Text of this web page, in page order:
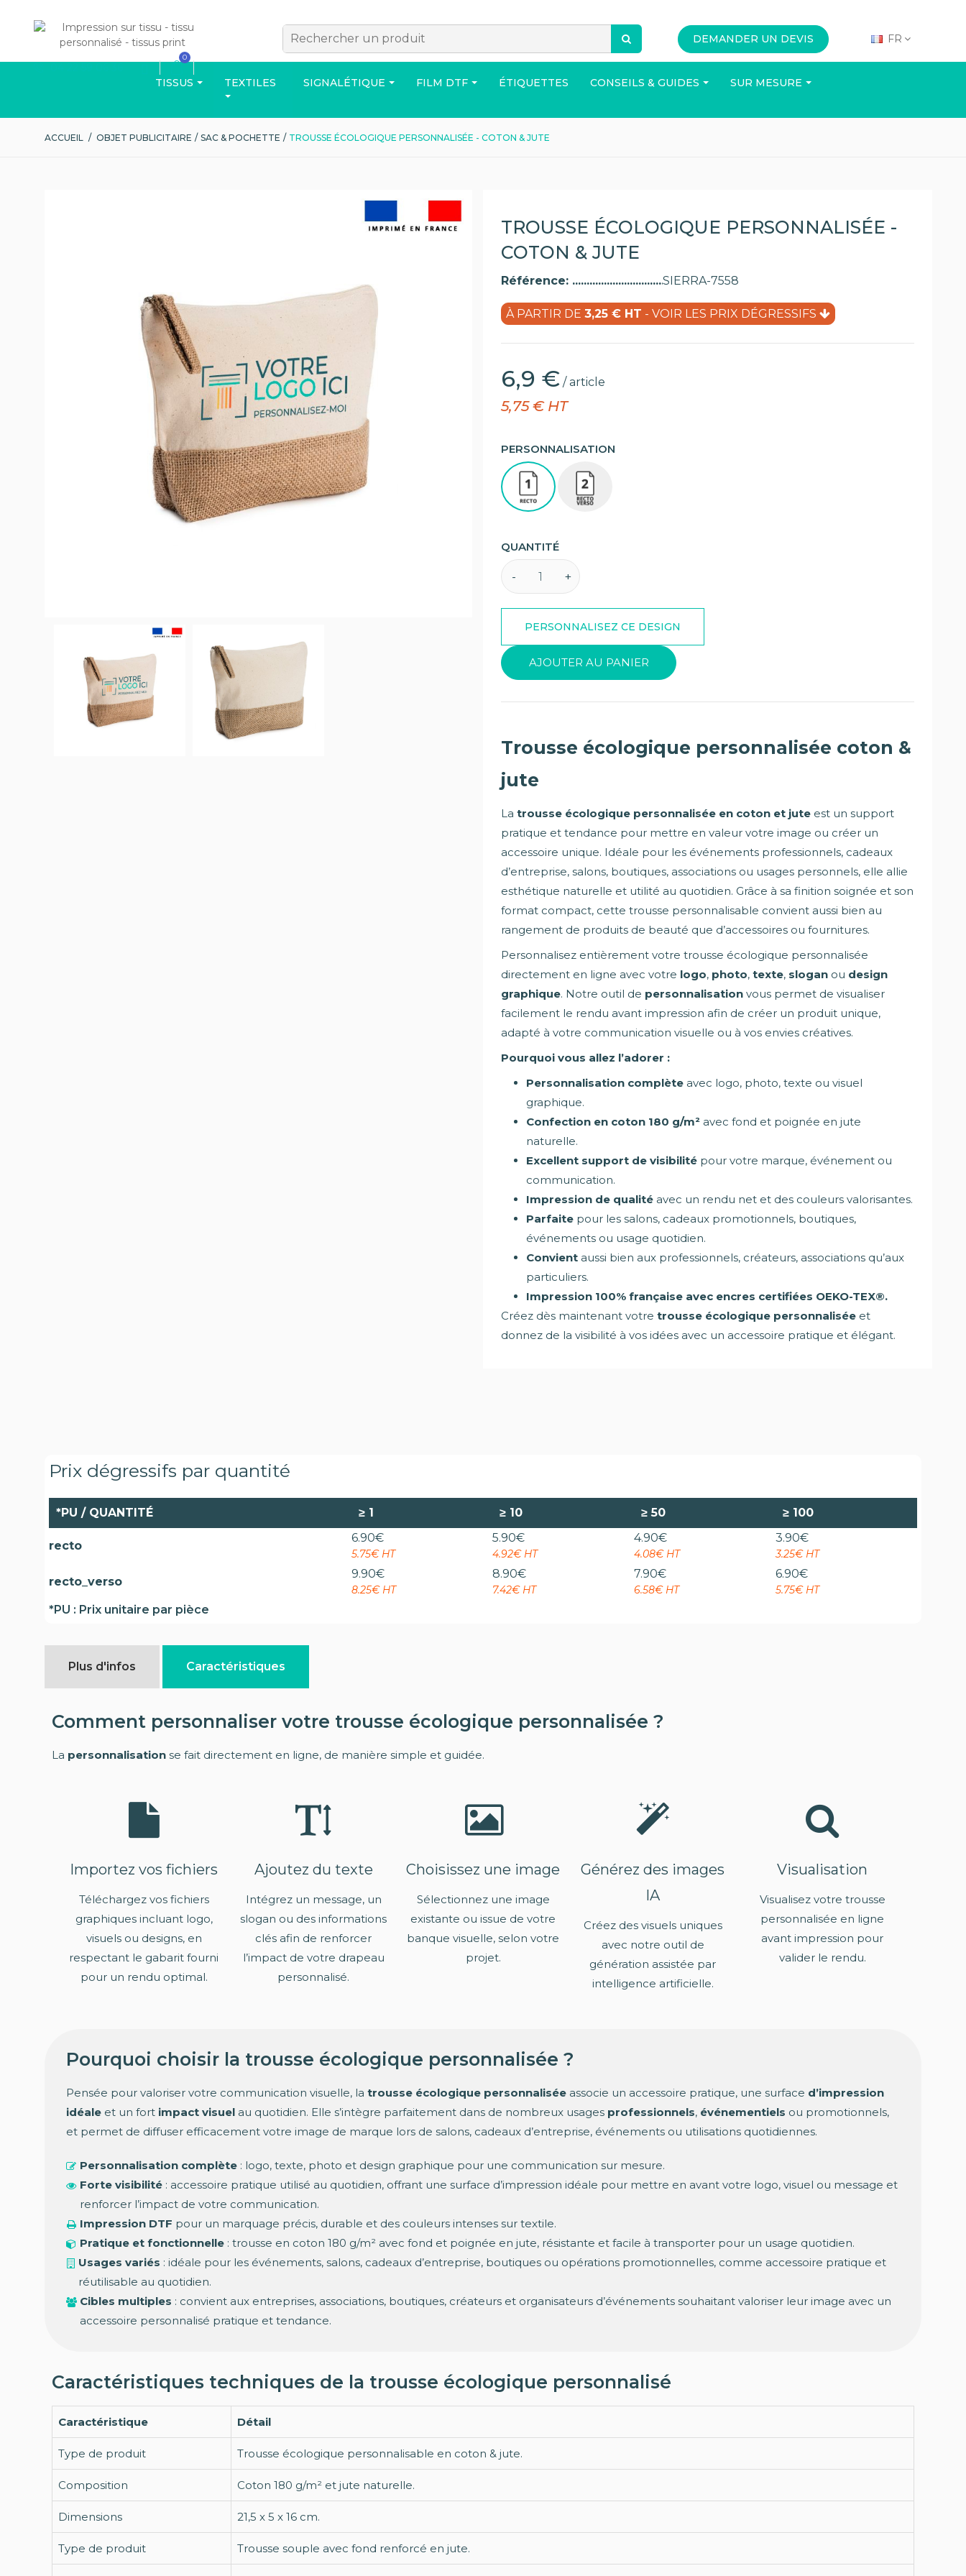
DEMANDER UN DEVIS FR
0
TISSUS TEXTILES
VÊTEMENTS ACCESSOIRES SAC
Découvrez d'autres produits disponibles sur demande de devis !
SIGNALÉTIQUE FILM DTF ÉTIQUETTES CONSEILS & GUIDES SUR MESURE
ACCUEIL / OBJET PUBLICITAIRE / SAC & POCHETTE / TROUSSE ÉCOLOGIQUE PERSONNALISÉE - COTON & JUTE
TROUSSE ÉCOLOGIQUE PERSONNALISÉE -
COTON & JUTE
Référence: SIERRA-7558
À PARTIR DE 3,25 € HT - VOIR LES PRIX DÉGRESSIFS
6,9 € / article
5,75 € HT
PERSONNALISATION
QUANTITÉ
AJOUTER AU PANIER
Trousse écologique personnalisée coton &
jute
La trousse écologique personnalisée en coton et jute est un support
pratique et tendance pour mettre en valeur votre image ou créer un
accessoire unique. Idéale pour les événements professionnels, cadeaux
d’entreprise, salons, boutiques, associations ou usages personnels, elle allie
esthétique naturelle et utilité au quotidien. Grâce à sa finition soignée et son
format compact, cette trousse personnalisable convient aussi bien au
rangement de produits de beauté que d’accessoires ou fournitures.
Personnalisez entièrement votre trousse écologique personnalisée
directement en ligne avec votre logo, photo, texte, slogan ou design
graphique. Notre outil de personnalisation vous permet de visualiser
facilement le rendu avant impression afin de créer un produit unique,
adapté à votre communication visuelle ou à vos envies créatives.
Pourquoi vous allez l’adorer :
Personnalisation complète avec logo, photo, texte ou visuel
graphique.
Confection en coton 180 g/m² avec fond et poignée en jute
naturelle.
Excellent support de visibilité pour votre marque, événement ou
communication.
Impression de qualité avec un rendu net et des couleurs valorisantes.
Parfaite pour les salons, cadeaux promotionnels, boutiques,
événements ou usage quotidien.
Convient aussi bien aux professionnels, créateurs, associations qu’aux
particuliers.
Impression 100% française avec encres certifiées OEKO-TEX®.
Créez dès maintenant votre trousse écologique personnalisée et
donnez de la visibilité à vos idées avec un accessoire pratique et élégant.
Prix dégressifs par quantité
*PU / QUANTITÉ ≥ 1 ≥ 10 ≥50 ≥ 100
recto
6.90€
5.75€ HT
5.90€
4.92€ HT
4.90€
4.08€ HT
3.90€
3.25€ HT
recto_verso
9.90€
8.25€ HT
8.90€
7.42€ HT
7.90€
6.58€ HT
6.90€
5.75€ HT
*PU : Prix unitaire par pièce
Plus d'infos Caractéristiques
Comment personnaliser votre trousse écologique personnalisée ?
La personnalisation se fait directement en ligne, de manière simple et guidée.
Importez vos fichiers
Téléchargez vos fichiers
graphiques incluant logo,
visuels ou designs, en
respectant le gabarit fourni
pour un rendu optimal.
Ajoutez du texte
Intégrez un message, un
slogan ou des informations
clés afin de renforcer
l’impact de votre drapeau
personnalisé.
Choisissez une image
Sélectionnez une image
existante ou issue de votre
banque visuelle, selon votre
projet.
Générez des images
IA
Créez des visuels uniques
avec notre outil de
génération assistée par
intelligence artificielle.
Visualisation
Visualisez votre trousse
personnalisée en ligne
avant impression pour
valider le rendu.
Pourquoi choisir la trousse écologique personnalisée ?
Pensée pour valoriser votre communication visuelle, la trousse écologique personnalisée associe un accessoire pratique, une surface d’impression
idéale et un fort impact visuel au quotidien. Elle s’intègre parfaitement dans de nombreux usages professionnels, événementiels ou promotionnels,
et permet de diffuser efficacement votre image de marque lors de salons, cadeaux d’entreprise, événements ou utilisations quotidiennes.
Personnalisation complète : logo, texte, photo et design graphique pour une communication sur mesure.
Forte visibilité : accessoire pratique utilisé au quotidien, offrant une surface d’impression idéale pour mettre en avant votre logo, visuel ou message et
renforcer l’impact de votre communication.
Impression DTF pour un marquage précis, durable et des couleurs intenses sur textile.
Pratique et fonctionnelle : trousse en coton 180 g/m² avec fond et poignée en jute, résistante et facile à transporter pour un usage quotidien.
Usages variés : idéale pour les événements, salons, cadeaux d’entreprise, boutiques ou opérations promotionnelles, comme accessoire pratique et
réutilisable au quotidien.
Cibles multiples : convient aux entreprises, associations, boutiques, créateurs et organisateurs d’événements souhaitant valoriser leur image avec un
accessoire personnalisé pratique et tendance.
Caractéristiques techniques de la trousse écologique personnalisé
Caractéristique Détail
Type de produit Trousse écologique personnalisable en coton & jute.
Composition Coton 180 g/m² et jute naturelle.
Dimensions 21,5 x 5 x 16 cm.
Type de produit Trousse souple avec fond renforcé en jute.